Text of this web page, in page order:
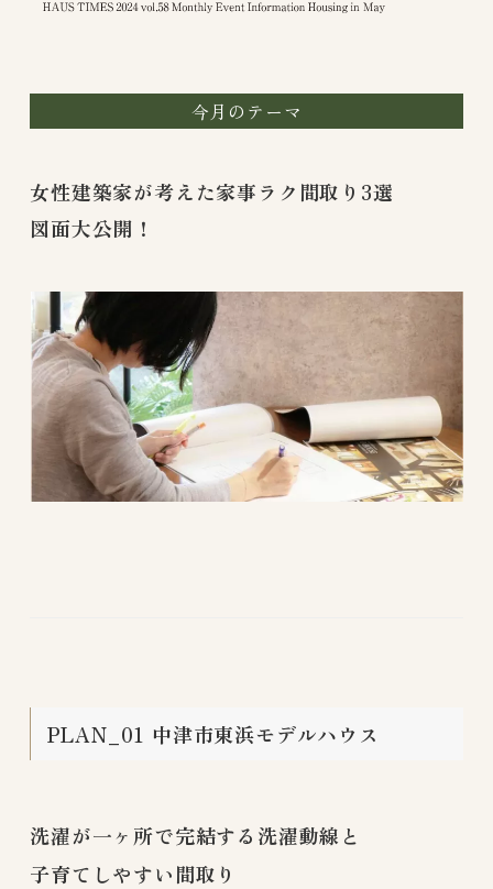
今月のテーマ
女性建築家が考えた家事ラク間取り3選
図面大公開！
PLAN_01 中津市東浜モデルハウス
洗濯が一ヶ所で完結する洗濯動線と
子育てしやすい間取り